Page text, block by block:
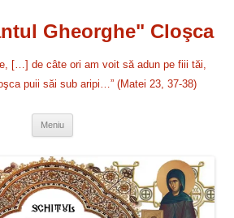
Gheorghe" Cloşca
[…] de câte ori am voit să adun pe fiii tăi,
puii săi sub aripi…” (Matei 23, 37-38)
Meniu